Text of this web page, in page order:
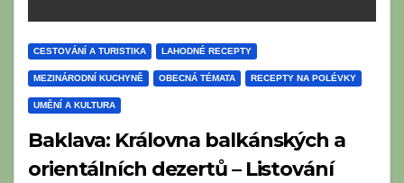
CESTOVÁNÍ A TURISTIKA LAHODNÉ RECEPTY
MEZINÁRODNÍ KUCHYNĚ OBECNÁ TÉMATA RECEPTY NA POLÉVKY
UMĚNÍ A KULTURA
Baklava: Královna balkánských a
orientálních dezertů – Listování